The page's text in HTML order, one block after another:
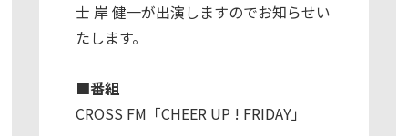
士 岸 健一が出演しますのでお知らせい
たします。
■番組
CROSS FM 「CHEER UP ! FRIDAY」